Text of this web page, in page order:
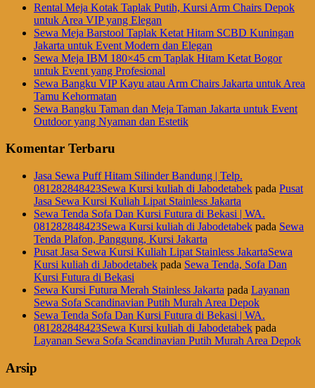
Rental Meja Kotak Taplak Putih, Kursi Arm Chairs Depok
untuk Area VIP yang Elegan
Sewa Meja Barstool Taplak Ketat Hitam SCBD Kuningan
Jakarta untuk Event Modern dan Elegan
Sewa Meja IBM 180×45 cm Taplak Hitam Ketat Bogor
untuk Event yang Profesional
Sewa Bangku VIP Kayu atau Arm Chairs Jakarta untuk Area
Tamu Kehormatan
Sewa Bangku Taman dan Meja Taman Jakarta untuk Event
Outdoor yang Nyaman dan Estetik
Komentar Terbaru
Jasa Sewa Puff Hitam Silinder Bandung | Telp.
081282848423Sewa Kursi kuliah di Jabodetabek pada Pusat
Jasa Sewa Kursi Kuliah Lipat Stainless Jakarta
Sewa Tenda Sofa Dan Kursi Futura di Bekasi | WA.
081282848423Sewa Kursi kuliah di Jabodetabek pada Sewa
Tenda Plafon, Panggung, Kursi Jakarta
Pusat Jasa Sewa Kursi Kuliah Lipat Stainless JakartaSewa
Kursi kuliah di Jabodetabek pada Sewa Tenda, Sofa Dan
Kursi Futura di Bekasi
Sewa Kursi Futura Merah Stainless Jakarta pada Layanan
Sewa Sofa Scandinavian Putih Murah Area Depok
Sewa Tenda Sofa Dan Kursi Futura di Bekasi | WA.
081282848423Sewa Kursi kuliah di Jabodetabek pada
Layanan Sewa Sofa Scandinavian Putih Murah Area Depok
Arsip